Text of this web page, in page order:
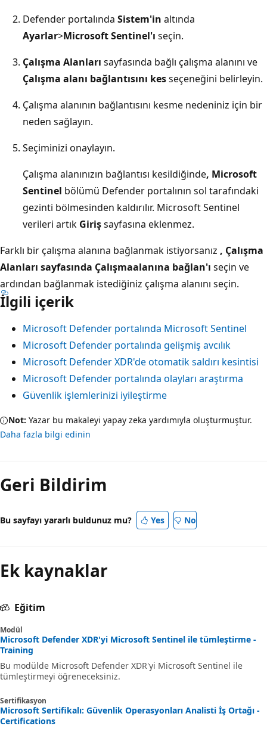
Defender portalında Sistem'in altında
Ayarlar>Microsoft Sentinel'ı seçin.
Çalışma Alanları sayfasında bağlı çalışma alanını ve
Çalışma alanı bağlantısını kesseçeneğini belirleyin.
Çalışma alanının bağlantısını kesme nedeniniz için bir
neden sağlayın.
Seçiminizi onaylayın.
Çalışma alanınızın bağlantısı kesildiğinde, Microsoft
Sentinel bölümü Defender portalının sol tarafındaki
gezinti bölmesinden kaldırılır. Microsoft Sentinel
verileri artık Girişsayfasına eklenmez.
Farklı bir çalışma alanına bağlanmak istiyorsanız , Çalışma
Alanları sayfasında Çalışmaalanına bağlan'ı seçin ve
ardından bağlanmak istediğiniz çalışma alanını seçin.
İlgili içerik
Microsoft Defender portalında Microsoft Sentinel
Microsoft Defender portalında gelişmiş avcılık
Microsoft Defender XDR'de otomatik saldırı kesintisi
Microsoft Defender portalında olayları araştırma
Güvenlik işlemlerinizi iyileştirme
Not: Yazar bu makaleyi yapay zeka yardımıyla oluşturmuştur.
Daha fazla bilgi edinin
Geri Bildirim
Bu sayfayı yararlı buldunuz mu? Yes No
Ek kaynaklar
Eğitim
Modül
Microsoft Defender XDR'yi Microsoft Sentinel ile tümleştirme -
Training
Bu modülde Microsoft Defender XDR'yi Microsoft Sentinel ile
tümleştirmeyi öğreneceksiniz.
Sertifikasyon
Microsoft Sertifikalı: Güvenlik Operasyonları Analisti İş Ortağı -
Certifications